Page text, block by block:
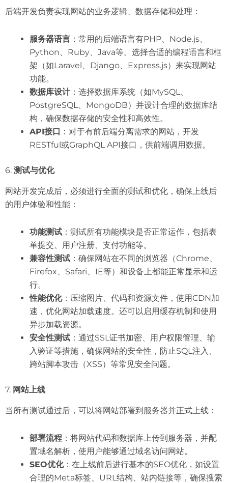
后端开发负责实现网站的业务逻辑、数据存储和处理：
服务器语言 ：常用的后端语言有PHP、Node.js、
Python、Ruby、Java等。选择合适的编程语言和框
架（如Laravel、Django、Express.js）来实现网站
功能。
数据库设计：选择数据库系统（如MySQL、
PostgreSQL、MongoDB）并设计合理的数据库结
构，确保数据存储的安全性和高效性。
API接口 ：对于有前后端分离需求的网站，开发
RESTful或GraphQL API接口，供前端调用数据。
6. 测试与优化
网站开发完成后，必须进行全面的测试和优化，确保上线后
的用户体验和性能：
功能测试 ：测试所有功能模块是否正常运作，包括表
单提交、用户注册、支付功能等。
兼容性测试 ：确保网站在不同的浏览器（Chrome、
Firefox、Safari、IE等）和设备上都能正常显示和运
行。
性能优化：压缩图片、代码和资源文件，使用CDN加
速，优化网站加载速度。还可以启用缓存机制和使用
异步加载资源。
安全性测试 ：通过SSL证书加密、用户权限管理、输
入验证等措施，确保网站的安全性，防止SQL注入、
跨站脚本攻击（XSS）等常见安全问题。
7. 网站上线
当所有测试通过后，可以将网站部署到服务器并正式上线：
部署流程 ：将网站代码和数据库上传到服务器，并配
置域名解析，使用户能够通过域名访问网站。
SEO优化：在上线前后进行基本的SEO优化，如设置
合理的Meta标签、URL结构、站内链接等，确保搜索